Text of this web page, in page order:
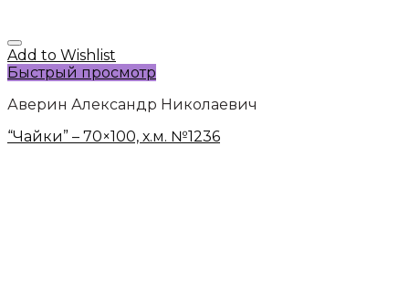
Add to Wishlist
Быстрый просмотр
Аверин Александр Николаевич
“Чайки” – 70×100, х.м. №1236